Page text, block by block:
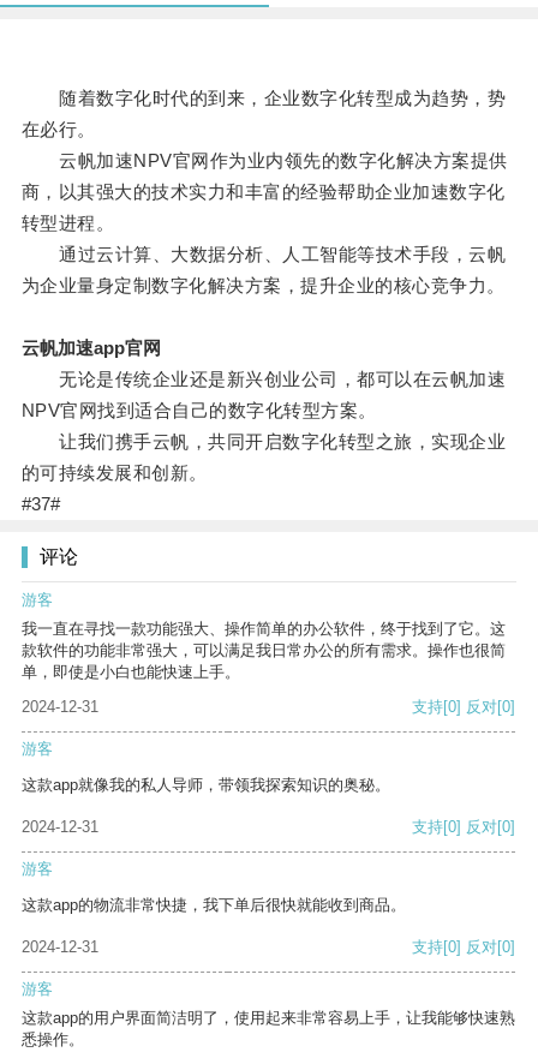
随着数字化时代的到来，企业数字化转型成为趋势，势
在必行。
云帆加速NPV官网作为业内领先的数字化解决方案提供
商，以其强大的技术实力和丰富的经验帮助企业加速数字化
转型进程。
通过云计算、大数据分析、人工智能等技术手段，云帆
为企业量身定制数字化解决方案，提升企业的核心竞争力。
云帆加速app官网
无论是传统企业还是新兴创业公司，都可以在云帆加速
NPV官网找到适合自己的数字化转型方案。
让我们携手云帆，共同开启数字化转型之旅，实现企业
的可持续发展和创新。
#37#
评论
游客
我一直在寻找一款功能强大、操作简单的办公软件，终于找到了它。这
款软件的功能非常强大，可以满足我日常办公的所有需求。操作也很简
单，即使是小白也能快速上手。
2024-12-31
支持[0] 反对[0]
游客
这款app就像我的私人导师，带领我探索知识的奥秘。
2024-12-31 支持[0] 反对[0]
游客
这款app的物流非常快捷，我下单后很快就能收到商品。
2024-12-31 支持[0] 反对[0]
游客
这款app的用户界面简洁明了，使用起来非常容易上手，让我能够快速熟
悉操作。